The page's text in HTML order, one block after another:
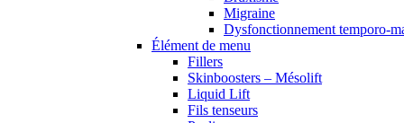
Migraine
Dysfonctionnement temporo-
Élément de menu
Fillers
Skinboosters – Mésolift
Liquid Lift
Fils tenseurs